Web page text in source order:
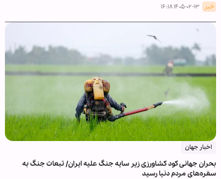
خبر ۱۴۰۵-۰۲-۱۳ ۱۶:۱۸
اخبار جهان
بحران جهانی کود کشاورزی زیر سایه جنگ علیه ایران/ تبعات جنگ به
سفره‌های مردم دنیا رسید